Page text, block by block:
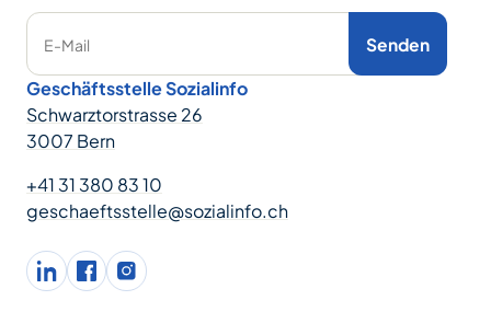
E-Mail Senden
Geschäftsstelle Sozialinfo
Schwarztorstrasse 26
3007 Bern
+41 31 380 83 10
geschaeftsstelle@sozialinfo.ch
LinkedInfacebookInstagram